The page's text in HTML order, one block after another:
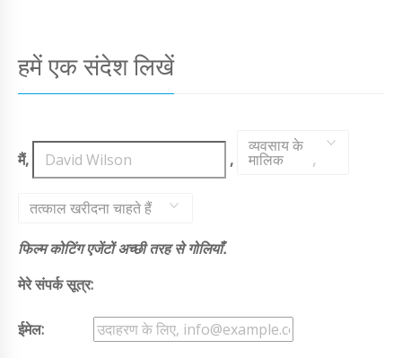
हमें एक संदेश लिखें
मैं, ,
व्यवसाय के
मालिक ,
तत्काल खरीदना चाहते हैं
फिल्म कोटिंग एजेंटों अच्छी तरह से गोलियाँ.
मेरे संपर्क सूत्र:
ईमेल: